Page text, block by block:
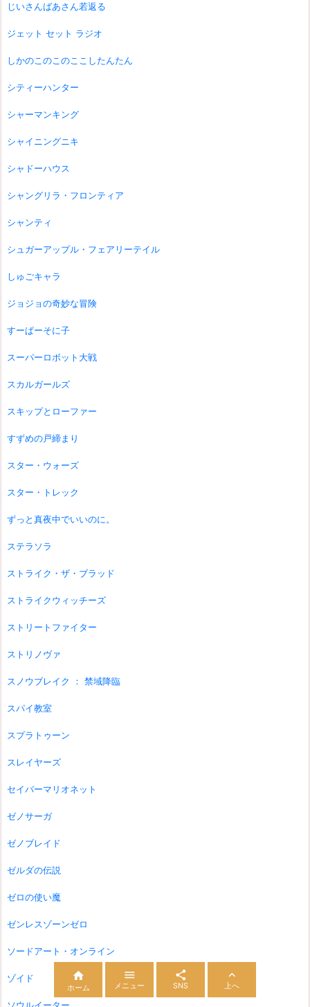
じいさんばあさん若返る
ジェット セット ラジオ
しかのこのこのここしたんたん
シティーハンター
シャーマンキング
シャイニングニキ
シャドーハウス
シャングリラ・フロンティア
シャンティ
シュガーアップル・フェアリーテイル
しゅごキャラ
ジョジョの奇妙な冒険
すーぱーそに子
スーパーロボット大戦
スカルガールズ
スキップとローファー
すずめの戸締まり
スター・ウォーズ
スター・トレック
ずっと真夜中でいいのに。
ステラソラ
ストライク・ザ・ブラッド
ストライクウィッチーズ
ストリートファイター
ストリノヴァ
スノウブレイク ： 禁域降臨
スパイ教室
スプラトゥーン
スレイヤーズ
セイバーマリオネット
ゼノサーガ
ゼノブレイド
ゼルダの伝説
ゼロの使い魔
ゼンレスゾーンゼロ
ソードアート・オンライン
ゾイド 
ホーム

メニュー

SNS

上へ